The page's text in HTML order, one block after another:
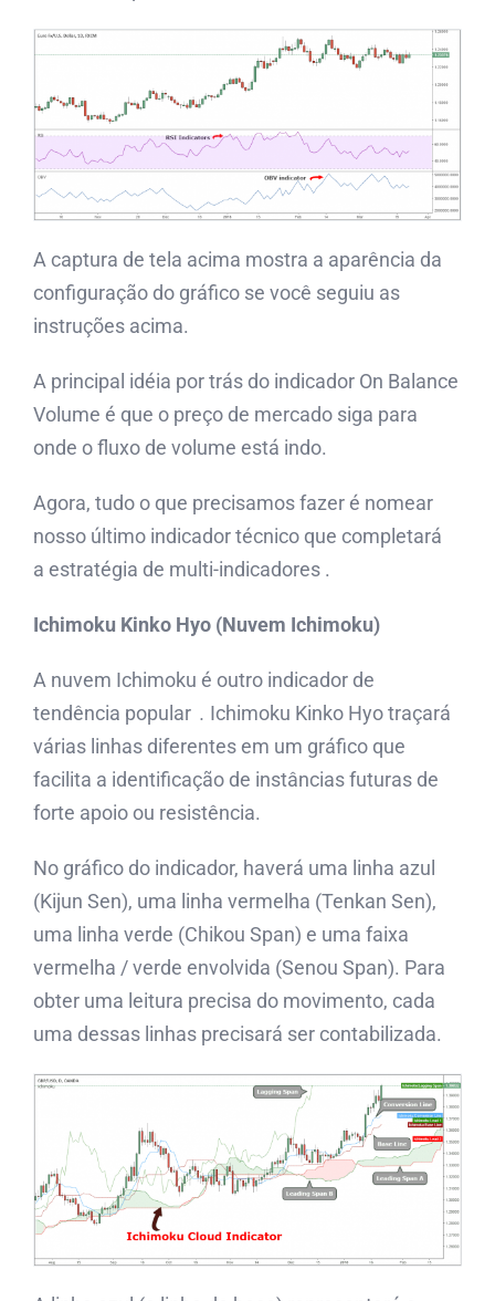
A captura de tela acima mostra a aparência da
configuração do gráfico se você seguiu as
instruções acima.
A principal idéia por trás do indicador On Balance
Volume é que o preço de mercado siga para
onde o fluxo de volume está indo.
Agora, tudo o que precisamos fazer é nomear
nosso último indicador técnico que completará
a estratégia de multi-indicadores .
Ichimoku Kinko Hyo (Nuvem Ichimoku)
A nuvem Ichimoku é outro indicador de
tendência popular . Ichimoku Kinko Hyo traçará
várias linhas diferentes em um gráfico que
facilita a identificação de instâncias futuras de
forte apoio ou resistência.
No gráfico do indicador, haverá uma linha azul
(Kijun Sen), uma linha vermelha (Tenkan Sen),
uma linha verde (Chikou Span) e uma faixa
vermelha / verde envolvida (Senou Span). Para
obter uma leitura precisa do movimento, cada
uma dessas linhas precisará ser contabilizada.